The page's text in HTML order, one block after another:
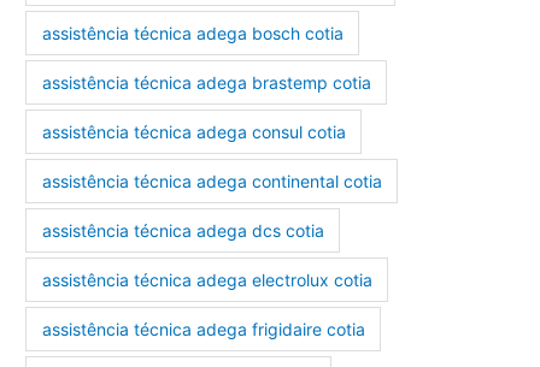
assistência técnica adega bosch cotia
assistência técnica adega brastemp cotia
assistência técnica adega consul cotia
assistência técnica adega continental cotia
assistência técnica adega dcs cotia
assistência técnica adega electrolux cotia
assistência técnica adega frigidaire cotia